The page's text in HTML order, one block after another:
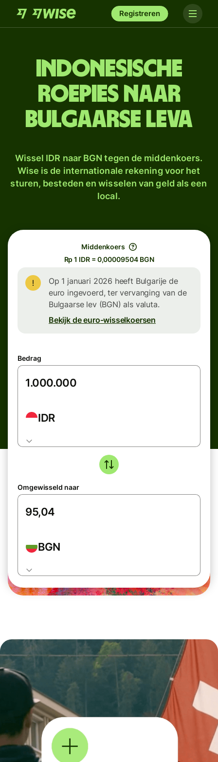
Registreren
Indonesische
roepies naar
Bulgaarse leva
Wissel IDR naar BGN tegen de middenkoers.
Wise is de internationale rekening voor het
sturen, besteden en wisselen van geld als een
local.
Middenkoers
Rp 1 IDR = 0,00009504 BGN
Op 1 januari 2026 heeft Bulgarije de
euro ingevoerd, ter vervanging van de
Bulgaarse lev (BGN) als valuta.
Bekijk de euro-wisselkoersen
Bedrag
IDR
Omgewisseld naar
BGN